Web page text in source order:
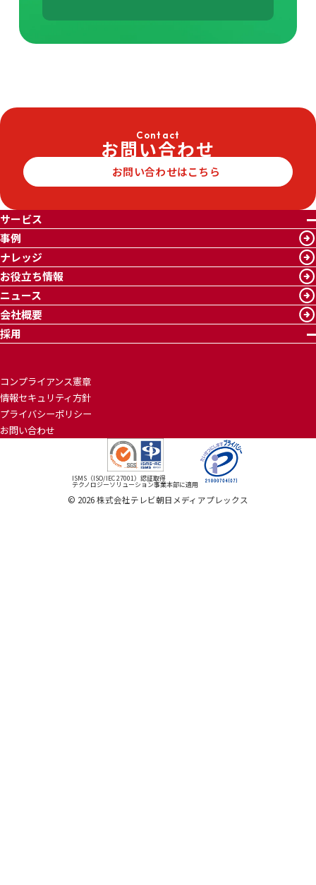
Contact
お問い合わせ
お問い合わせはこちら
サービス
事例
ナレッジ
お役立ち情報
ニュース
会社概要
採用
コンプライアンス憲章
情報セキュリティ方針
プライバシーポリシー
お問い合わせ
ISMS（ISO/IEC 27001）認証取得
テクノロジーソリューション事業本部に適用
© 2026株式会社テレビ朝日メディアプレックス